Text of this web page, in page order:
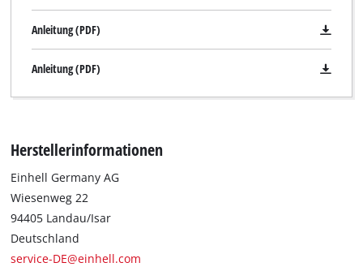
Anleitung (PDF)
Anleitung (PDF)
Herstellerinformationen
Einhell Germany AG
Wiesenweg 22
94405 Landau/Isar
Deutschland
service-DE@einhell.com